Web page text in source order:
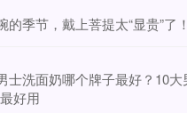
季节，戴上菩提太“显贵”了！
士洗面奶哪个牌子最好？10大
好用